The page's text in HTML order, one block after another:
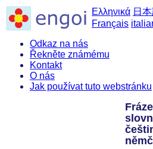
Ελληνικά 日
Français
Odkaz na nás
Řekněte známému
Kontakt
O nás
Jak používat tuto webstránku